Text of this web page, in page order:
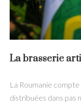
La brasserie
La Roumanie
distribuées dans pas